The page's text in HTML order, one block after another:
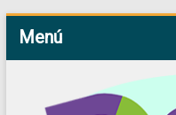
Menú